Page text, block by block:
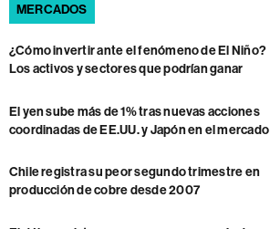
MERCADOS
¿Cómo invertir ante el fenómeno de El Niño?
Los activos y sectores que podrían ganar
El yen sube más de 1% tras nuevas acciones
coordinadas de EE.UU. y Japón en el mercado
Chile registra su peor segundo trimestre en
producción de cobre desde 2007